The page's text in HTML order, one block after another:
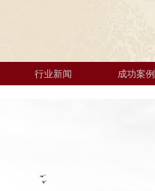
行业新闻 成功案例